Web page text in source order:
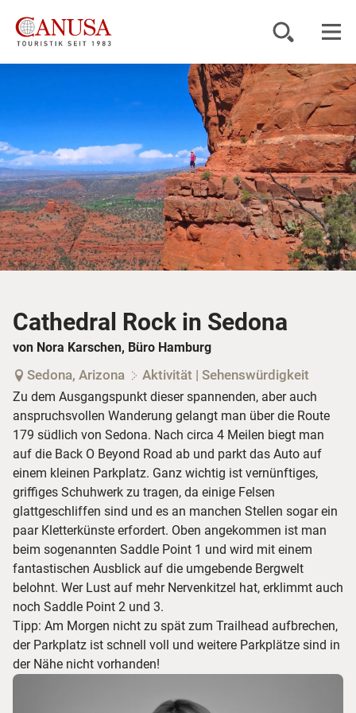
Inspiration
Service
Cathedral Rock in Sedona
von Nora Karschen, Büro Hamburg
Sedona, Arizona Aktivität | Sehenswürdigkeit
Zu dem Ausgangspunkt dieser spannenden, aber auch
anspruchsvollen Wanderung gelangt man über die Route
179 südlich von Sedona. Nach circa 4 Meilen biegt man
auf die Back O Beyond Road ab und parkt das Auto auf
einem kleinen Parkplatz. Ganz wichtig ist vernünftiges,
griffiges Schuhwerk zu tragen, da einige Felsen
glattgeschliffen sind und es an manchen Stellen sogar ein
paar Kletterkünste erfordert. Oben angekommen ist man
beim sogenannten Saddle Point 1 und wird mit einem
fantastischen Ausblick auf die umgebende Bergwelt
belohnt. Wer Lust auf mehr Nervenkitzel hat, erklimmt auch
noch Saddle Point 2 und 3.
Tipp: Am Morgen nicht zu spät zum Trailhead aufbrechen,
der Parkplatz ist schnell voll und weitere Parkplätze sind in
der Nähe nicht vorhanden!